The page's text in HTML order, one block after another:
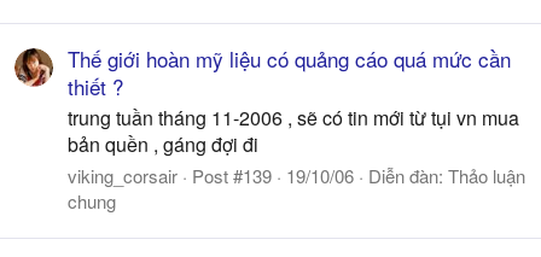
Thế giới hoàn mỹ liệu có quảng cáo quá mức cần
thiết ?
trung tuần tháng 11-2006 , sẽ có tin mới từ tụi vn mua
bản quền , gáng đợi đi
viking_corsair Post #139 19/10/06 Diễn đàn: Thảo luận
chung